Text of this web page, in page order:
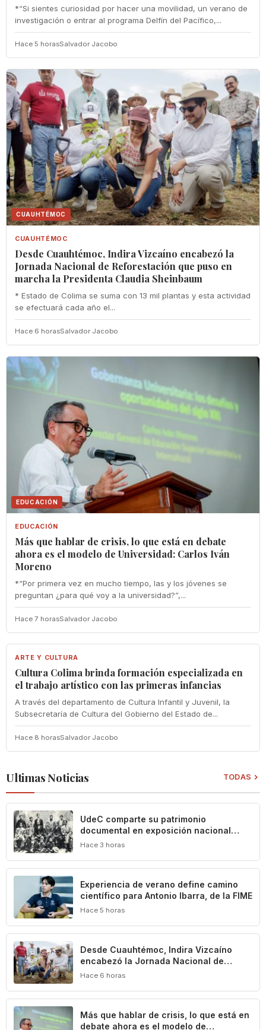
*“Si sientes curiosidad por hacer una movilidad, un verano de
investigación o entrar al programa Delfín del Pacífico,...
Hace 5 horasSalvador Jacobo
CUAUHTÉMOC
CUAUHTÉMOC
Desde Cuauhtémoc, Indira Vizcaíno encabezó la
Jornada Nacional de Reforestación que puso en
marcha la Presidenta Claudia Sheinbaum
* Estado de Colima se suma con 13 mil plantas y esta actividad
se efectuará cada año el...
Hace 6 horasSalvador Jacobo
EDUCACIÓN
EDUCACIÓN
Más que hablar de crisis, lo que está en debate
ahora es el modelo de Universidad: Carlos Iván
Moreno
*“Por primera vez en mucho tiempo, las y los jóvenes se
preguntan ¿para qué voy a la universidad?”,...
Hace 7 horasSalvador Jacobo
ARTE Y CULTURA
ARTE Y CULTURA
Cultura Colima brinda formación especializada en
el trabajo artístico con las primeras infancias
A través del departamento de Cultura Infantil y Juvenil, la
Subsecretaría de Cultura del Gobierno del Estado de...
Hace 8 horasSalvador Jacobo
Ultimas Noticias TODAS
UdeC comparte su patrimonio
documental en exposición nacional
sobre la historia de los títeres en
Hace 3 horas
Experiencia de verano define camino
científico para Antonio Ibarra, de la FIME
Hace 5 horas
Desde Cuauhtémoc, Indira Vizcaíno
encabezó la Jornada Nacional de
Reforestación que puso en marcha la
Hace 6 horas
Más que hablar de crisis, lo que está en
debate ahora es el modelo de